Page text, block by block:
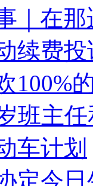
｜在
续费投
100%
班主
车计划
定今日